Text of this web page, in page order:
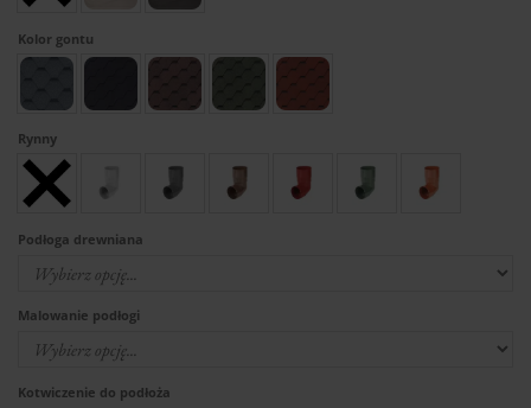
Kolor gontu
Rynny
Podłoga drewniana
Malowanie podłogi
Kotwiczenie do podłoża